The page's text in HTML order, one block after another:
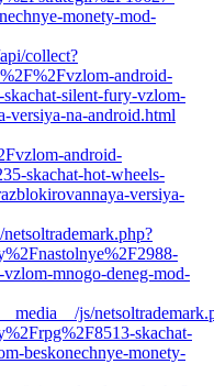
monety-mod-
collect?
android-
silent-fury-vzlom-
versiya-na-android.html
android-
skachat-hot-wheels-
versiya-
mnogo-deneg-mod-
js/
skachat-
beskonechnye-monety-